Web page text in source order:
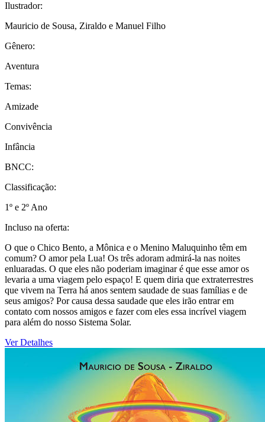
Ilustrador:
Mauricio de Sousa, Ziraldo e Manuel Filho
Gênero:
Aventura
Temas:
Amizade
Convivência
Infância
BNCC:
Classificação:
1º e 2º Ano
Incluso na oferta:
O que o Chico Bento, a Mônica e o Menino Maluquinho têm em
comum? O amor pela Lua! Os três adoram admirá-la nas noites
enluaradas. O que eles não poderiam imaginar é que esse amor os
levaria a uma viagem pelo espaço! E quem diria que extraterrestres
que vivem na Terra há anos sentem saudade de suas famílias e de
seus amigos? Por causa dessa saudade que eles irão entrar em
contato com nossos amigos e fazer com eles essa incrível viagem
para além do nosso Sistema Solar.
Ver Detalhes